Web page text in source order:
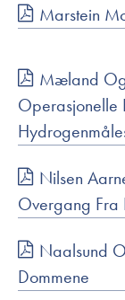
Marstein
Mæland
Operasjonelle
Nilsen
Overgang Fra
Naalsund
Dommene